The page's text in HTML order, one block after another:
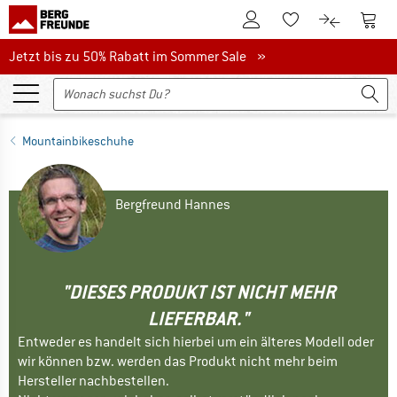
Zum KundenkontoZum Merkzettel.
Zum Zum
Jetzt bis zu 50% Rabatt im Sommer Sale
Jetzt bis zu 50% Rabatt im Sommer Sale »
Mountainbikeschuhe
Bergfreund Hannes
"DIESES PRODUKT IST NICHT MEHR
LIEFERBAR."
Entweder es handelt sich hierbei um ein älteres Modell oder
wir können bzw. werden das Produkt nicht mehr beim
Hersteller nachbestellen.